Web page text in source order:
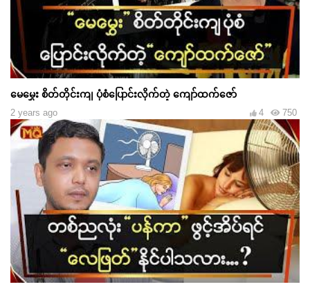
မေမွှေး စိတ်တိုင်းကျ ပုံစံပြောင်းလိုက်တဲ့ ကျော်ထက်ဇော်
2 years ago 750
4